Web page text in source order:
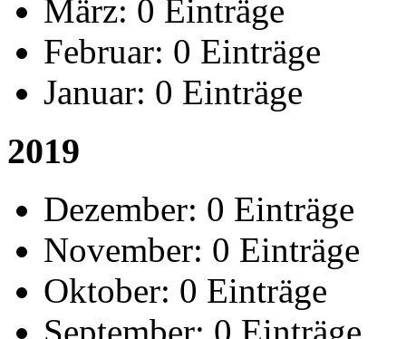
März: 0 Einträge
Februar: 0 Einträge
Januar: 0 Einträge
2019
Dezember: 0 Einträge
November: 0 Einträge
Oktober: 0 Einträge